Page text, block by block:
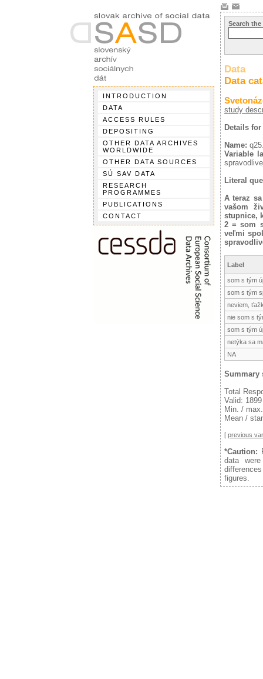
INTRODUCTION
DATA
ACCESS RULES
DEPOSITING
OTHER DATA ARCHIVES
WORLDWIDE
OTHER DATA SOURCES
SÚ SAV DATA
RESEARCH
PROGRAMMES
PUBLICATIONS
CONTACT
Search the
Data
Data
study
Details
Name:
Variable
Literal
A teraz
vašom
stupnice,
2 = som
veľmi
Label
som s tým
som s tým
neviem,
nie som s
som s tým
netýka sa
NA
Summary
Total
Valid: 1899
Min. /
Mean /
[ previous
*Caution:
data
figures.